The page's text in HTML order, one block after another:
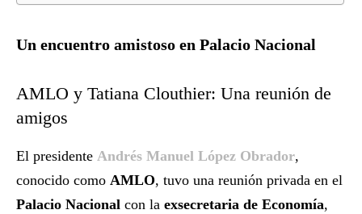
Un encuentro amistoso en Palacio Nacional
AMLO y Tatiana Clouthier: Una reunión de
amigos
El presidente Andrés Manuel López Obrador,
conocido como AMLO, tuvo una reunión privada en el
Palacio Nacional con la exsecretaria de Economía,